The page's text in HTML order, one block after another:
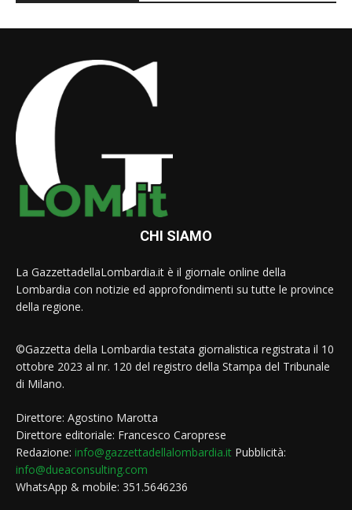
CHI SIAMO
La GazzettadellaLombardia.it è il giornale online della
Lombardia con notizie ed approfondimenti su tutte le province
della regione.
©Gazzetta della Lombardia testata giornalistica registrata il 10
ottobre 2023 al nr. 120 del registro della Stampa del Tribunale
di Milano.
Direttore: Agostino Marotta
Direttore editoriale: Francesco Caroprese
Redazione: info@gazzettadellalombardia.it Pubblicità:
info@dueaconsulting.com
WhatsApp & mobile: 351.5646236